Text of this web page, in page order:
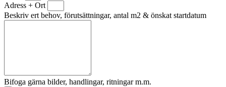
Adress + Ort
Beskriv ert behov, förutsättningar, antal m2 & önskat startdatum
Bifoga gärna bilder, handlingar, ritningar m.m.